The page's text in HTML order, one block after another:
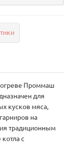
Проммаш
для
кусков мяса,
на
традиционным
с